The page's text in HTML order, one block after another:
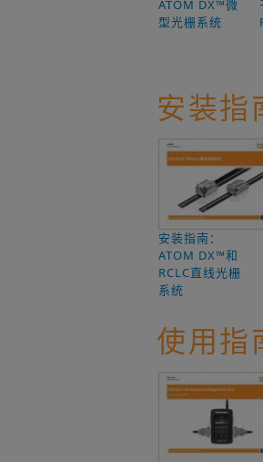
ATOM DX™微
型光栅系统
安装指
安装指南：
ATOM DX™和
RCLC直线光栅
系统
使用指